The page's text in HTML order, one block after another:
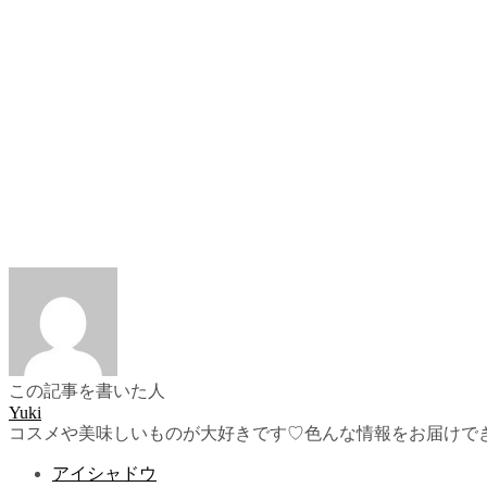
この記事を書いた人
Yuki
コスメや美味しいものが大好きです♡色んな情報をお届けで
アイシャドウ